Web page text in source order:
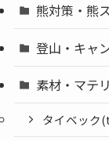
熊対策・熊
登山・キャ
素材・マテ
タイベック